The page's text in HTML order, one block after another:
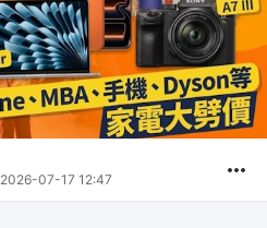
2026-07-17 12:47